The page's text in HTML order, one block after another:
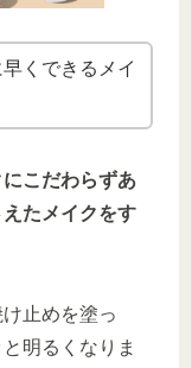
くできるメイ
こだわらずあ
たメイクをす
止めを塗っ
明るくなりま